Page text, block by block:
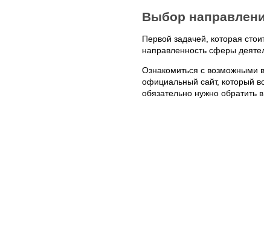
Выбор
Первой задачей, которая
направленность сферы
Ознакомиться с возможными
официальный сайт, который
обязательно нужно